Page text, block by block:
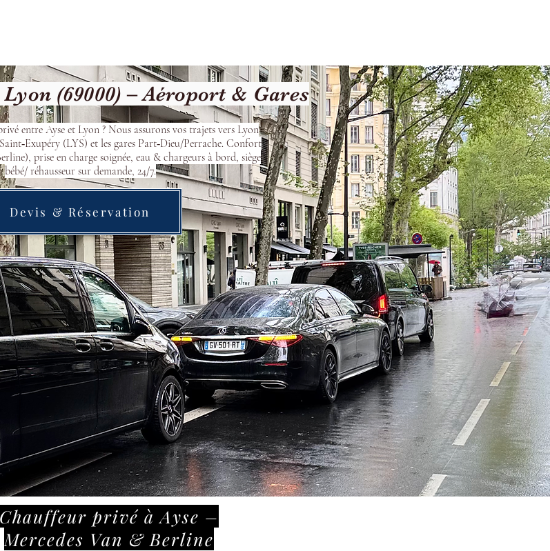
(69000) – Aéroport & Gares
entre Ayse et Lyon ? Nous assurons vos trajets vers Lyon
(LYS) et les gares Part‑Dieu/Perrache. Confort
prise en charge soignée, eau & chargeurs à bord, siège
bébé/ réhausseur sur demande, 24/7.
Devis & Réservation
Chauffeur privé à Ayse –
Mercedes Van & Berline